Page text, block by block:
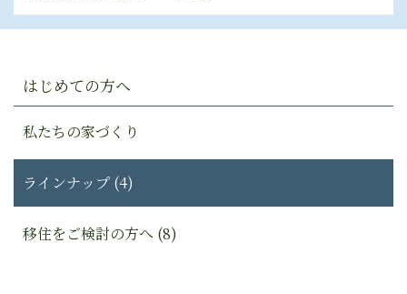
はじめての方へ
私たちの家づくり
ラインナップ (4)
移住をご検討の方へ (8)